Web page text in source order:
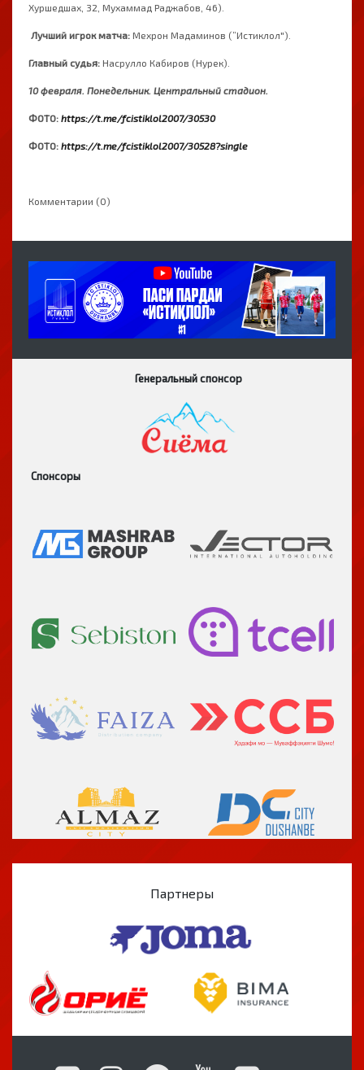
Хуршедшах, 32, Мухаммад Раджабов, 46).
Лучший игрок матча: Мехрон Мадаминов (”Истиклол").
Главный судья: Насрулло Кабиров (Нурек).
10 февраля. Понедельник. Центральный стадион.
ФОТО: https://t.me/fcistiklol2007/30530
ФОТО: https://t.me/fcistiklol2007/30528?single
Комментарии (0)
Генеральный спонсор
Спонсоры
Партнеры